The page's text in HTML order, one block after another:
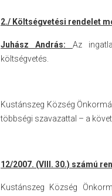
2./ Költségvetési rendelet
Juhász András: Az
költségvetés.
Kustánszeg Község
többségi szavazattal – a
12/2007. (VIII. 30.) számú
Kustánszeg Község